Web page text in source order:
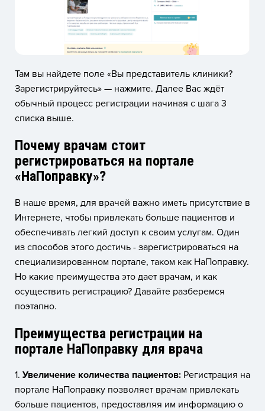
Там вы найдете поле «Вы представитель клиники?
Зарегистрируйтесь» — нажмите. Далее Вас ждёт
обычный процесс регистрации начиная с шага 3
списка выше.
Почему врачам стоит
регистрироваться на портале
«НаПоправку»?
В наше время, для врачей важно иметь присутствие в
Интернете, чтобы привлекать больше пациентов и
обеспечивать легкий доступ к своим услугам. Один
из способов этого достичь - зарегистрироваться на
специализированном портале, таком как НаПоправку.
Но какие преимущества это дает врачам, и как
осуществить регистрацию? Давайте разберемся
поэтапно.
Преимущества регистрации на
портале НаПоправку для врача
1. Увеличение количества пациентов: Регистрация на
портале НаПоправку позволяет врачам привлекать
больше пациентов, предоставляя им информацию о